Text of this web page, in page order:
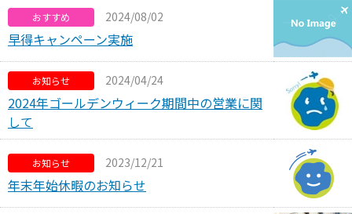
おすすめ 2024/08/02
早得キャンペーン実施
お知らせ 2024/04/24
2024年ゴールデンウィーク期間中の営業に関
して
お知らせ 2023/12/21
年末年始休暇のお知らせ